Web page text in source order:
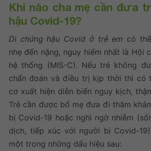
Khi nào cha mẹ cần đưa
hậu Covid-19?
Di chứng hậu Covid ở trẻ em có
nhẹ đến nặng, nguy hiểm nhất là Hội
hệ thống (MIS-C). Nếu trẻ không
chẩn đoán và điều trị kịp thời thì có
cơ xuất hiện diễn biến nguy kịch,
Trẻ cần được bố mẹ đưa đi thăm
bị Covid-19 hoặc nghi ngờ nhiễm
dịch, tiếp xúc với người bị Covid-
một trong những dấu hiệu sau: